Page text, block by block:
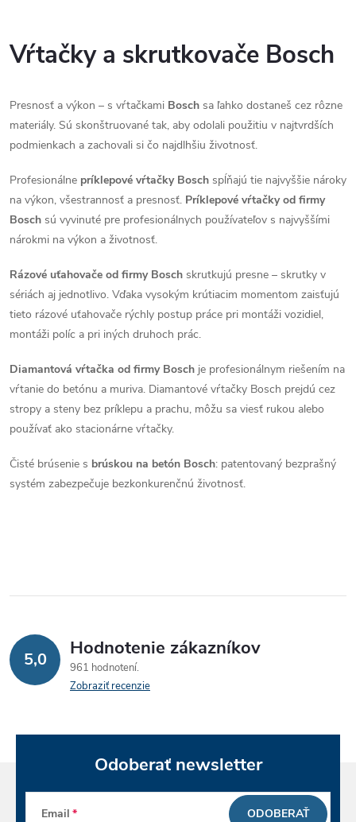
o
v
v
á
d
a
c
i
e
p
r
v
k
y
v
ý
s
Vŕtačky a skrutkovače Bosch
Presnosť a výkon – s vŕtačkami Bosch sa ľahko dostaneš cez rôzne
materiály. Sú skonštruované tak, aby odolali použitiu v najtvrdších
podmienkach a zachovali si čo najdlhšiu životnosť.
Profesionálne príklepové vŕtačky Bosch spĺňajú tie najvyššie nároky
na výkon, všestrannosť a presnosť. Príklepové vŕtačky od firmy
Bosch sú vyvinuté pre profesionálnych používateľov s najvyššími
nárokmi na výkon a životnosť.
Rázové uťahovače od firmy Bosch skrutkujú presne – skrutky v
sériách aj jednotlivo. Vďaka vysokým krútiacim momentom zaisťujú
tieto rázové uťahovače rýchly postup práce pri montáži vozidiel,
montáži políc a pri iných druhoch prác.
Diamantová vŕtačka od firmy Bosch je profesionálnym riešením na
vŕtanie do betónu a muriva. Diamantové vŕtačky Bosch prejdú cez
stropy a steny bez príklepu a prachu, môžu sa viesť rukou alebo
používať ako stacionárne vŕtačky.
Čisté brúsenie s brúskou na betón Bosch: patentovaný bezprašný
systém zabezpečuje bezkonkurenčnú životnosť.
5,0 Hodnotenie zákazníkov
961 hodnotení
Zobraziť recenzie
Odoberať newsletter
Email ODOBERAŤ